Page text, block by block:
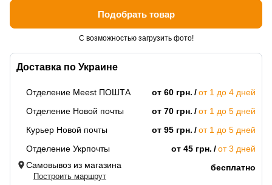
Доставка по Украине
Отделение Meest ПОШТА от 60 грн.
от 1 до 4 дней
Отделение Новой почты
от 70 грн.
от 1 до 5 дней
Курьер Новой почты
от 95 грн.
от 1 до 5 дней
Отделение Укрпочты
от 45 грн.
от 3 дней
Самовывоз из магазина
Построить маршрут
бесплатно
Подобрать товар
С возможностью загрузить фото!